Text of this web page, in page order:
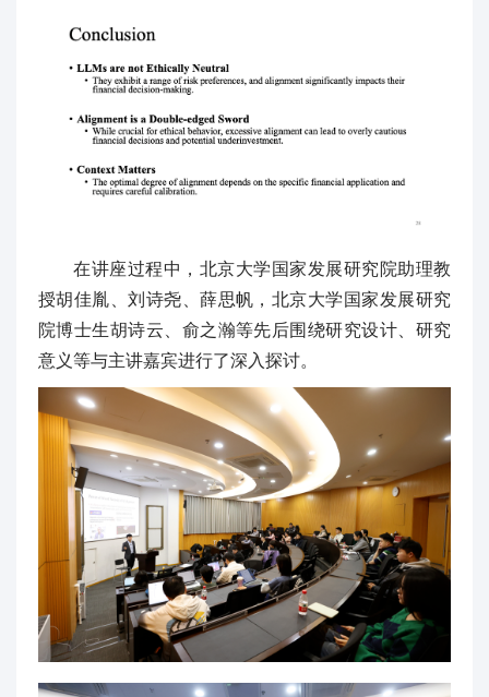
在讲座过程中，北京大学国家发展研究院助理教
授胡佳胤、刘诗尧、薛思帆，北京大学国家发展研究
院博士生胡诗云、俞之瀚等先后围绕研究设计、研究
意义等与主讲嘉宾进行了深入探讨。